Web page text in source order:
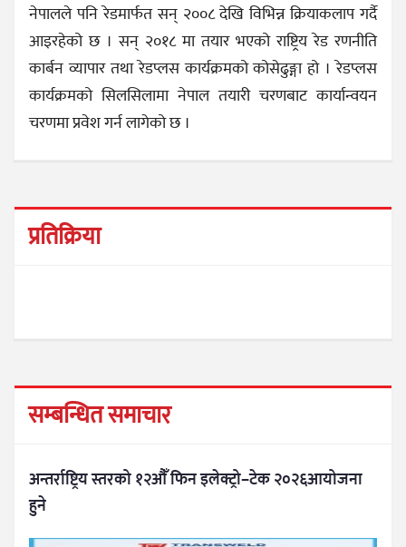
नेपालले पनि रेडमार्फत सन् २००८ देखि विभिन्न क्रियाकलाप गर्दै
आइरहेको छ । सन् २०१८ मा तयार भएको राष्ट्रिय रेड रणनीति
कार्बन व्यापार तथा रेडप्लस कार्यक्रमको कोसेढुङ्गा हो । रेडप्लस
कार्यक्रमको सिलसिलामा नेपाल तयारी चरणबाट कार्यान्वयन
चरणमा प्रवेश गर्न लागेको छ ।
प्रतिक्रिया
सम्बन्धित समाचार
अन्तर्राष्ट्रिय स्तरको १२औँ फिन इलेक्ट्रो–टेक २०२६आयोजना
हुने